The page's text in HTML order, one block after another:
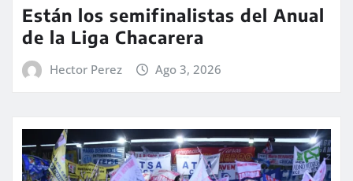
Están los semifinalistas del Anual
de la Liga Chacarera
Hector Perez Ago 3, 2026